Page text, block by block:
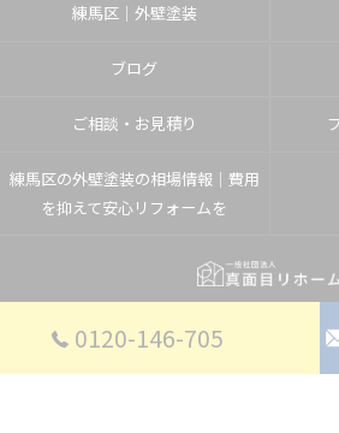
0120-146-705
練馬区│外壁塗装
ブログ
ご相談・お見積り
練馬区の外壁塗装の相場情報｜費用
を抑えて安心リフォームを
© 2026 埼玉県入間郡のリフォームなら一般社団法